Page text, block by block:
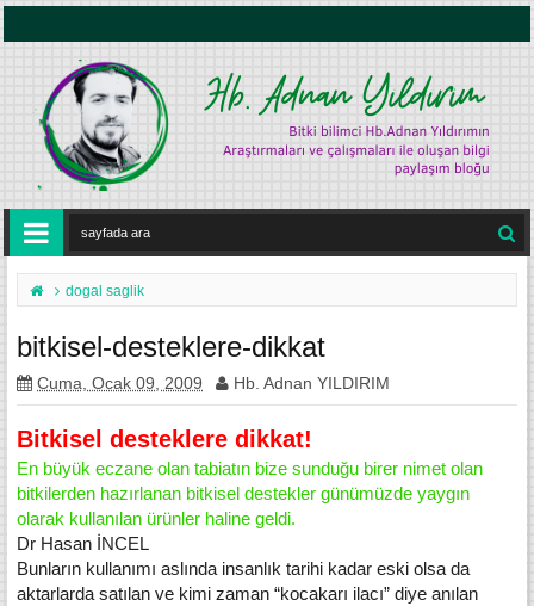
dogal saglik
bitkisel-desteklere-dikkat
Cuma, Ocak 09, 2009 Hb. Adnan YILDIRIM
Bitkisel desteklere dikkat!
En büyük eczane olan tabiatın bize sunduğu birer nimet olan
bitkilerden hazırlanan bitkisel destekler günümüzde yaygın
olarak kullanılan ürünler haline geldi.
Dr Hasan İNCEL
Bunların kullanımı aslında insanlık tarihi kadar eski olsa da
aktarlarda satılan ve kimi zaman “kocakarı ilacı” diye anılan